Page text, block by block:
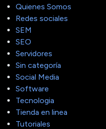
Quienes Somos
Redes sociales
SEM
SEO
Servidores
Sin categoría
Social Media
Software
Tecnologia
Tienda en linea
Tutoriales